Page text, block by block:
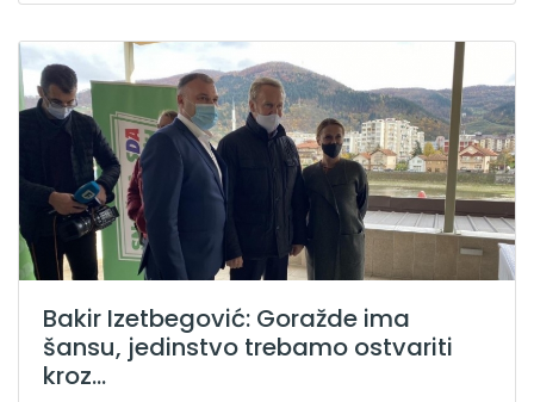
Bakir Izetbegović: Goražde ima
šansu, jedinstvo trebamo ostvariti
kroz...